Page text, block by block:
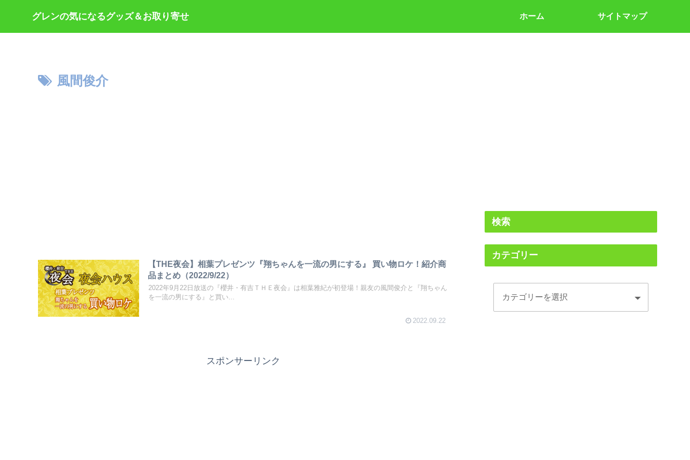
グレンの気になるグッズ＆お取り寄せ ホーム サイトマップ
風間俊介
【THE夜会】相葉プレゼンツ『翔ちゃんを一流の男にする』 買い物ロケ！紹介商
品まとめ（2022/9/22）
2022年9月22日放送の『櫻井・有吉ＴＨＥ夜会』は相葉雅紀が初登場！親友の風間俊介と『翔ちゃん
を一流の男にする』と買い...
2022.09.22
スポンサーリンク
検索
カテゴリー